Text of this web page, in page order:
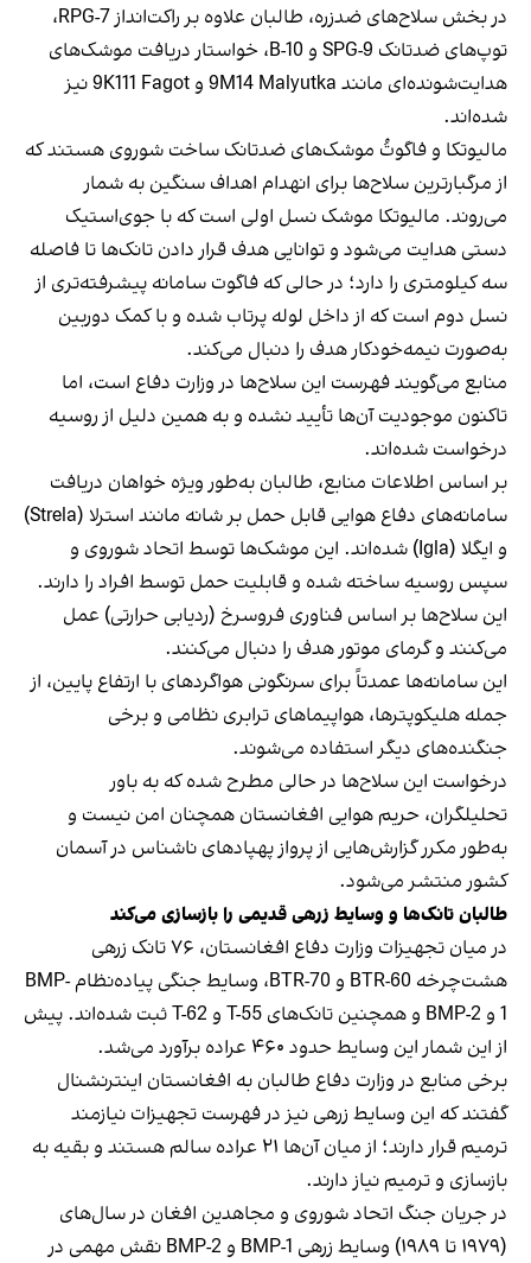
در بخش سلاح‌های ضدزره، طالبان علاوه بر راکت‌انداز RPG-7،
توپ‌های ضدتانک SPG-9 و B-10، خواستار دریافت موشک‌های
هدایت‌شونده‌ای مانند 9M14 Malyutka و 9K111 Fagot نیز
شده‌اند.
مالیوتکا و فاگوتُ موشک‌های ضدتانک ساخت شوروی هستند که
از مرگبارترین سلاح‌ها برای انهدام اهداف سنگین به شمار
می‌روند. مالیوتکا موشک نسل اولی است که با جوی‌استیک
دستی هدایت می‌شود و توانایی هدف قرار دادن تانک‌ها تا فاصله
سه کیلومتری را دارد؛ در حالی که فاگوت سامانه پیشرفته‌تری از
نسل دوم است که از داخل لوله پرتاب شده و با کمک دوربین
به‌صورت نیمه‌خودکار هدف را دنبال می‌کند.
منابع می‌گویند فهرست این سلاح‌ها در وزارت دفاع است، اما
تاکنون موجودیت آن‌ها تأیید نشده و به همین دلیل از روسیه
درخواست شده‌اند.
بر اساس اطلاعات منابع، طالبان به‌طور ویژه خواهان دریافت
سامانه‌های دفاع هوایی قابل حمل بر شانه مانند استرلا (Strela)
و ایگلا (Igla) شده‌اند. این موشک‌ها توسط اتحاد شوروی و
سپس روسیه ساخته شده و قابلیت حمل توسط افراد را دارند.
این سلاح‌ها بر اساس فناوری فروسرخ (ردیابی حرارتی) عمل
می‌کنند و گرمای موتور هدف را دنبال می‌کنند.
این سامانه‌ها عمدتاً برای سرنگونی هواگردهای با ارتفاع پایین، از
جمله هلیکوپترها، هواپیماهای ترابری نظامی و برخی
جنگنده‌های دیگر استفاده می‌شوند.
درخواست این سلاح‌ها در حالی مطرح شده که به باور
تحلیلگران، حریم هوایی افغانستان همچنان امن نیست و
به‌طور مکرر گزارش‌هایی از پرواز پهپادهای ناشناس در آسمان
کشور منتشر می‌شود.
طالبان تانک‌ها و وسایط زرهی قدیمی را بازسازی می‌کند
در میان تجهیزات وزارت دفاع افغانستان، ۷۶ تانک زرهی
هشت‌چرخه BTR-60 و BTR-70، وسایط جنگی پیاده‌نظام BMP-
1 و BMP-2 و همچنین تانک‌های T-55 و T-62 ثبت شده‌اند. پیش
از این شمار این وسایط حدود ۴۶۰ عراده برآورد می‌شد.
برخی منابع در وزارت دفاع طالبان به افغانستان اینترنشنال
گفتند که این وسایط زرهی نیز در فهرست تجهیزات نیازمند
ترمیم قرار دارند؛ از میان آن‌ها ۲۱ عراده سالم هستند و بقیه به
بازسازی و ترمیم نیاز دارند.
در جریان جنگ اتحاد شوروی و مجاهدین افغان در سال‌های
(۱۹۷۹ تا ۱۹۸۹) وسایط زرهی BMP-1 و BMP-2 نقش مهمی در